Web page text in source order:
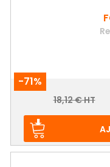
-71%
Prix
Prix
18,12 € HT